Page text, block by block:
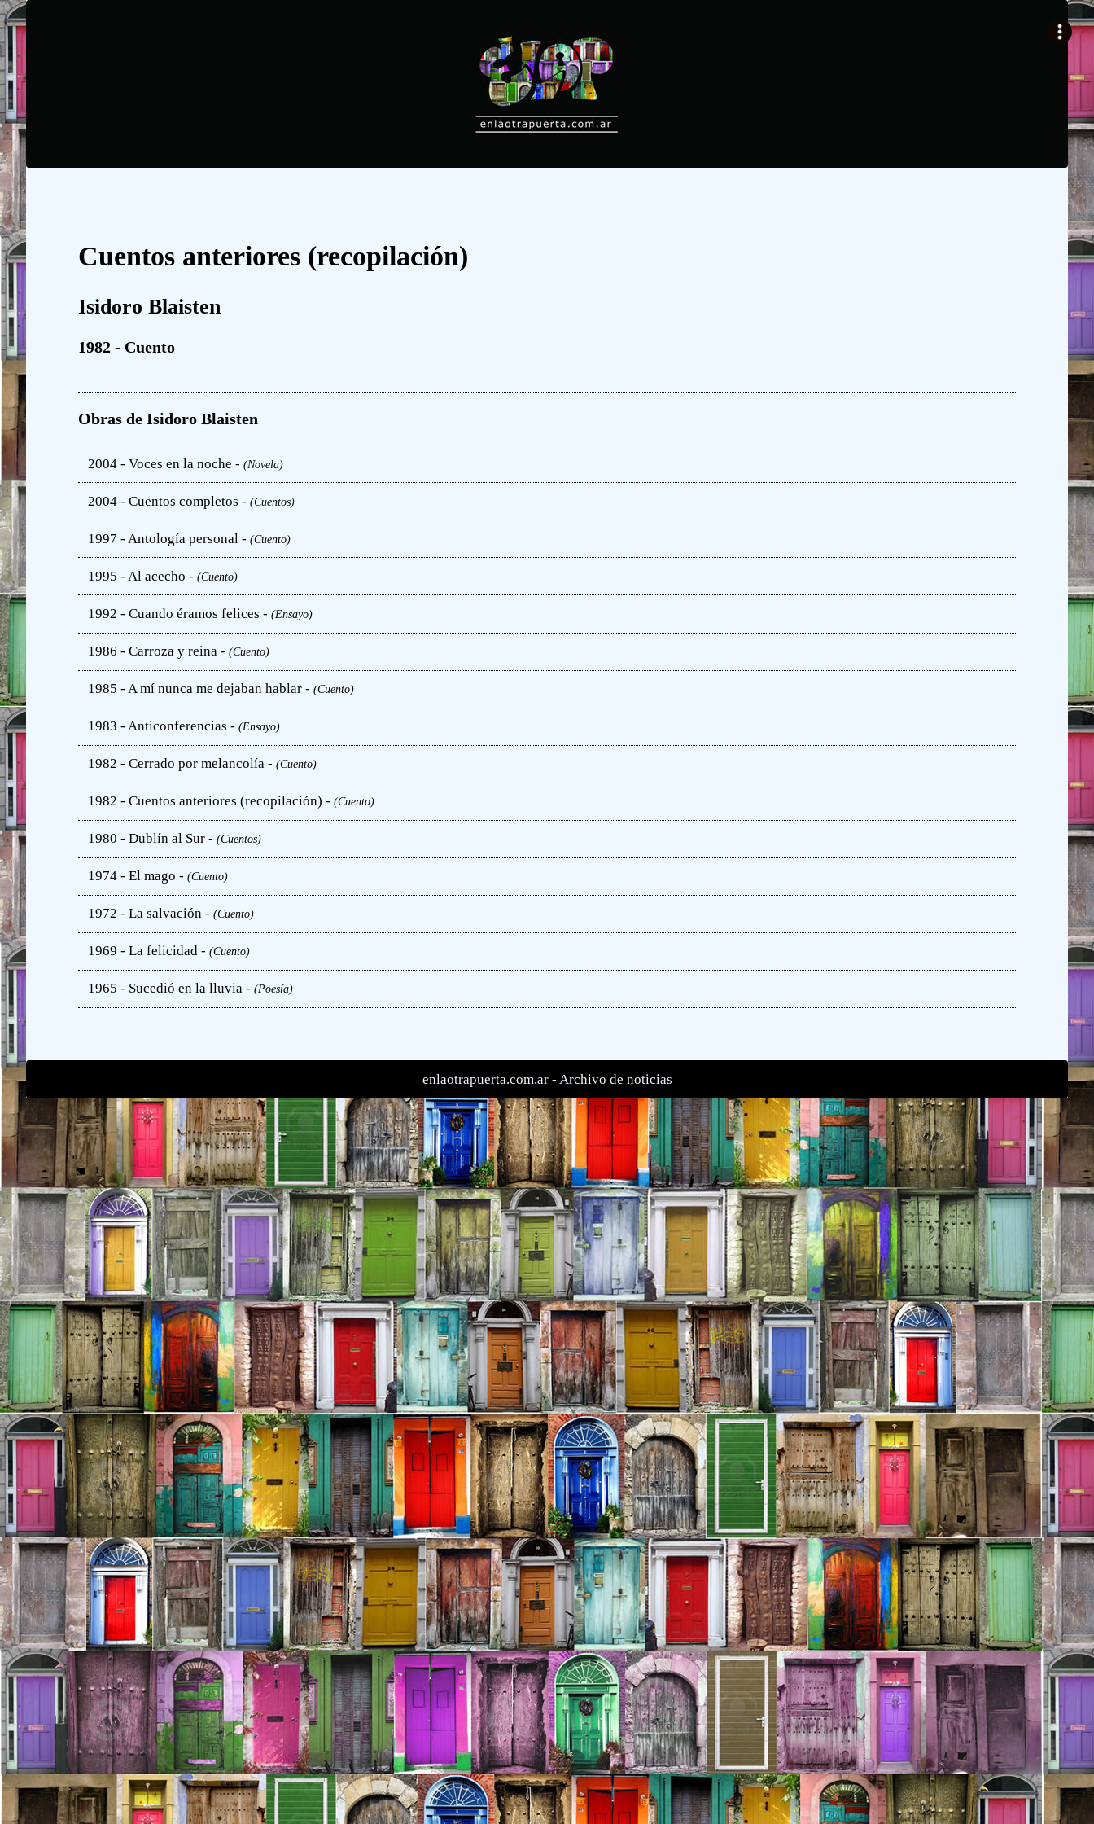
Cuentos anteriores (recopilación)
Isidoro Blaisten
1982 - Cuento
Obras de Isidoro Blaisten
2004 - Voces en la noche - (Novela)
2004 - Cuentos completos - (Cuentos)
1997 - Antología personal - (Cuento)
1995 - Al acecho - (Cuento)
1992 - Cuando éramos felices - (Ensayo)
1986 - Carroza y reina - (Cuento)
1985 - A mí nunca me dejaban hablar - (Cuento)
1983 - Anticonferencias - (Ensayo)
1982 - Cerrado por melancolía - (Cuento)
1982 - Cuentos anteriores (recopilación) - (Cuento)
1980 - Dublín al Sur - (Cuentos)
1974 - El mago - (Cuento)
1972 - La salvación - (Cuento)
1969 - La felicidad - (Cuento)
1965 - Sucedió en la lluvia - (Poesía)
enlaotrapuerta.com.ar - Archivo de noticias